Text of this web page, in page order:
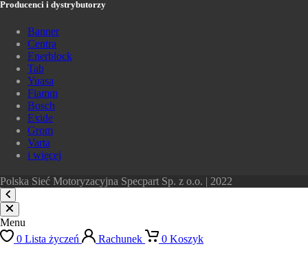
Producenci i dystrybutorzy
Banner
Centra
Enerblock
Tab
Yuasa
Fiamm
Bosch
Exide
Grom
Varta
i więcej
Polska Sieć Motoryzacyjna Specpart Sp. z o.o. | 2022
Menu
0 Lista życzeń Rachunek 0 Koszyk